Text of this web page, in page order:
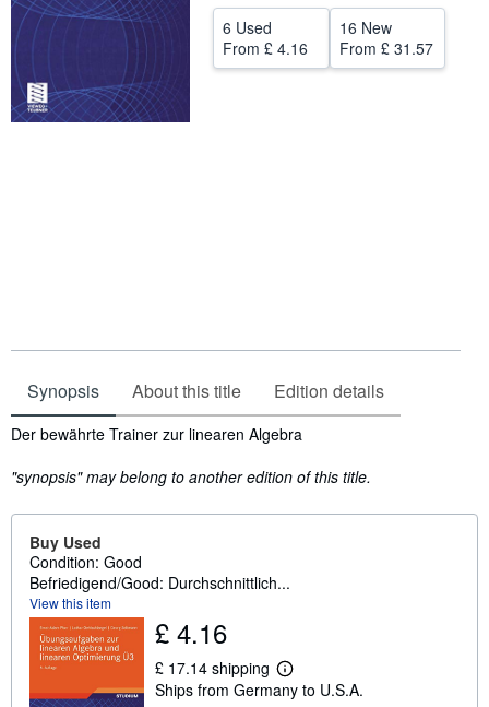
6 Used
From £ 4.16
16 New
From £ 31.57
Synopsis About this title Edition details
Synopsis
Der bewährte Trainer zur linearen Algebra
"synopsis" may belong to another edition of this title.
Buy Used
Condition: Good
Befriedigend/Good: Durchschnittlich...
View this item
£ 4.16
£ 17.14 shipping
L
e
Ships from Germany to U.S.A.